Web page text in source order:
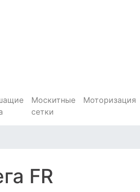
Москитные
сетки
Моторизация
FR